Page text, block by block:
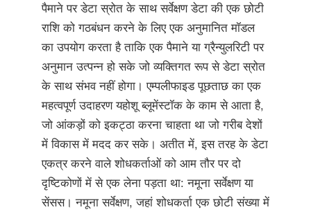
पैमाने पर डेटा स्रोत के साथ सर्वेक्षण डेटा की एक छोटी
राशि को गठबंधन करने के लिए एक अनुमानित मॉडल
का उपयोग करता है ताकि एक पैमाने या ग्रैन्युलरिटी पर
अनुमान उत्पन्न हो सके जो व्यक्तिगत रूप से डेटा स्रोत
के साथ संभव नहीं होगा। एम्पलीफाइड पूछताछ का एक
महत्वपूर्ण उदाहरण यहोशू ब्लूमेंस्टॉक के काम से आता है,
जो आंकड़ों को इकट्ठा करना चाहता था जो गरीब देशों
में विकास में मदद कर सके। अतीत में, इस तरह के डेटा
एकत्र करने वाले शोधकर्ताओं को आम तौर पर दो
दृष्टिकोणों में से एक लेना पड़ता था: नमूना सर्वेक्षण या
सेंसस। नमूना सर्वेक्षण, जहां शोधकर्ता एक छोटी संख्या में